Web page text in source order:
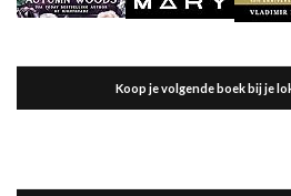
Koop je volgende boek bij je